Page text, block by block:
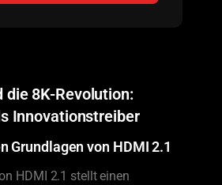
die 8K-Revolution:
Innovationstreiber
Grundlagen von HDMI 2.1
HDMI 2.1 stellt einen